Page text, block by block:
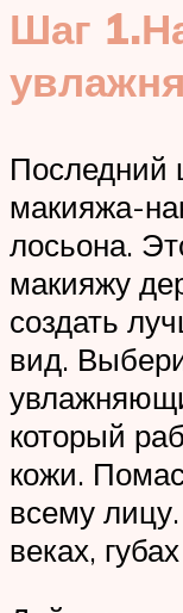
Шаг 1.
Последний
макияжа-
лосьона.
макияжу
создать
вид.
который
кожи.
всему
веках,